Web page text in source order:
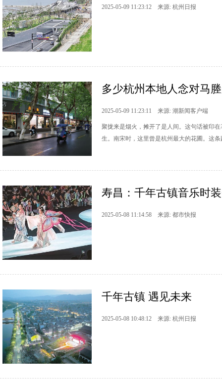
2025-05-09 11:23:12 来源: 杭州日报
多少杭州本地人念对马
2025-05-09 11:23:11 来源: 潮新闻客户端
聚拢来是烟火，摊开了是人间。这句话被印
生。南宋时，这里曾是杭州最大的花圃。这
寿昌：千年古镇音乐时
2025-05-08 11:14:58 来源: 都市快报
千年古镇 遇见未来
2025-05-08 10:48:12 来源: 杭州日报